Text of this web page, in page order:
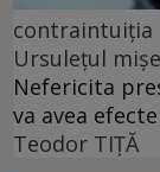
contraintuiția
Ursulețul
Nefericita
va avea
Teodor TIŢĂ